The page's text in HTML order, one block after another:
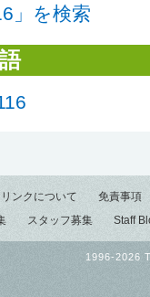
」を検索
リンクについて
免責事項
スタッフ募集 Staff
1996-2026